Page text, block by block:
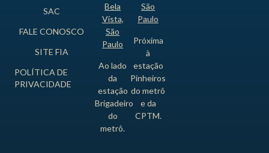
SAC
FALE CONOSCO
SITE FIA
POLÍTICA DE
PRIVACIDADE
Bela
Vista,
São
Paulo
Ao lado
da
estação
Brigadeiro
do
metrô.
São
Paulo
Próxima
à
estação
Pinheiros
do metrô
e da
CPTM.